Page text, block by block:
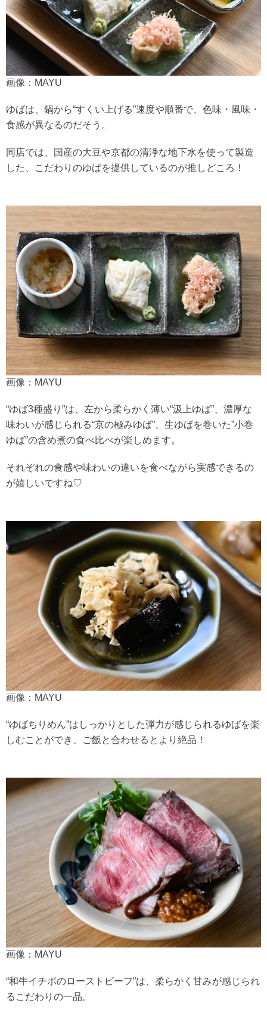
画像：MAYU
ゆばは、鍋から“すくい上げる”速度や順番で、色味・風味・
食感が異なるのだそう。
同店では、国産の大豆や京都の清浄な地下水を使って製造
した、こだわりのゆばを提供しているのが推しどころ！
画像：MAYU
“ゆば3種盛り”は、左から柔らかく薄い“汲上ゆば”、濃厚な
味わいが感じられる“京の極みゆば”、生ゆばを巻いた”小巻
ゆば”の含め煮の食べ比べが楽しめます。
それぞれの食感や味わいの違いを食べながら実感できるの
が嬉しいですね♡
画像：MAYU
“ゆばちりめん”はしっかりとした弾力が感じられるゆばを楽
しむことができ、ご飯と合わせるとより絶品！
画像：MAYU
“和牛イチボのローストビーフ”は、柔らかく甘みが感じられ
るこだわりの一品。